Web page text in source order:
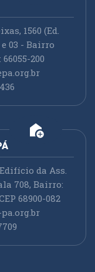
1560 (Ed.
03 - Bairro
200
add_home
da Ass.
708, Bairro:
68900-082